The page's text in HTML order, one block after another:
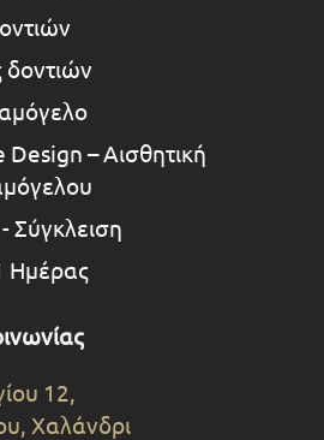
– Αισθητική
Σύγκλειση
Ημέρας
12,
Χαλάνδρι